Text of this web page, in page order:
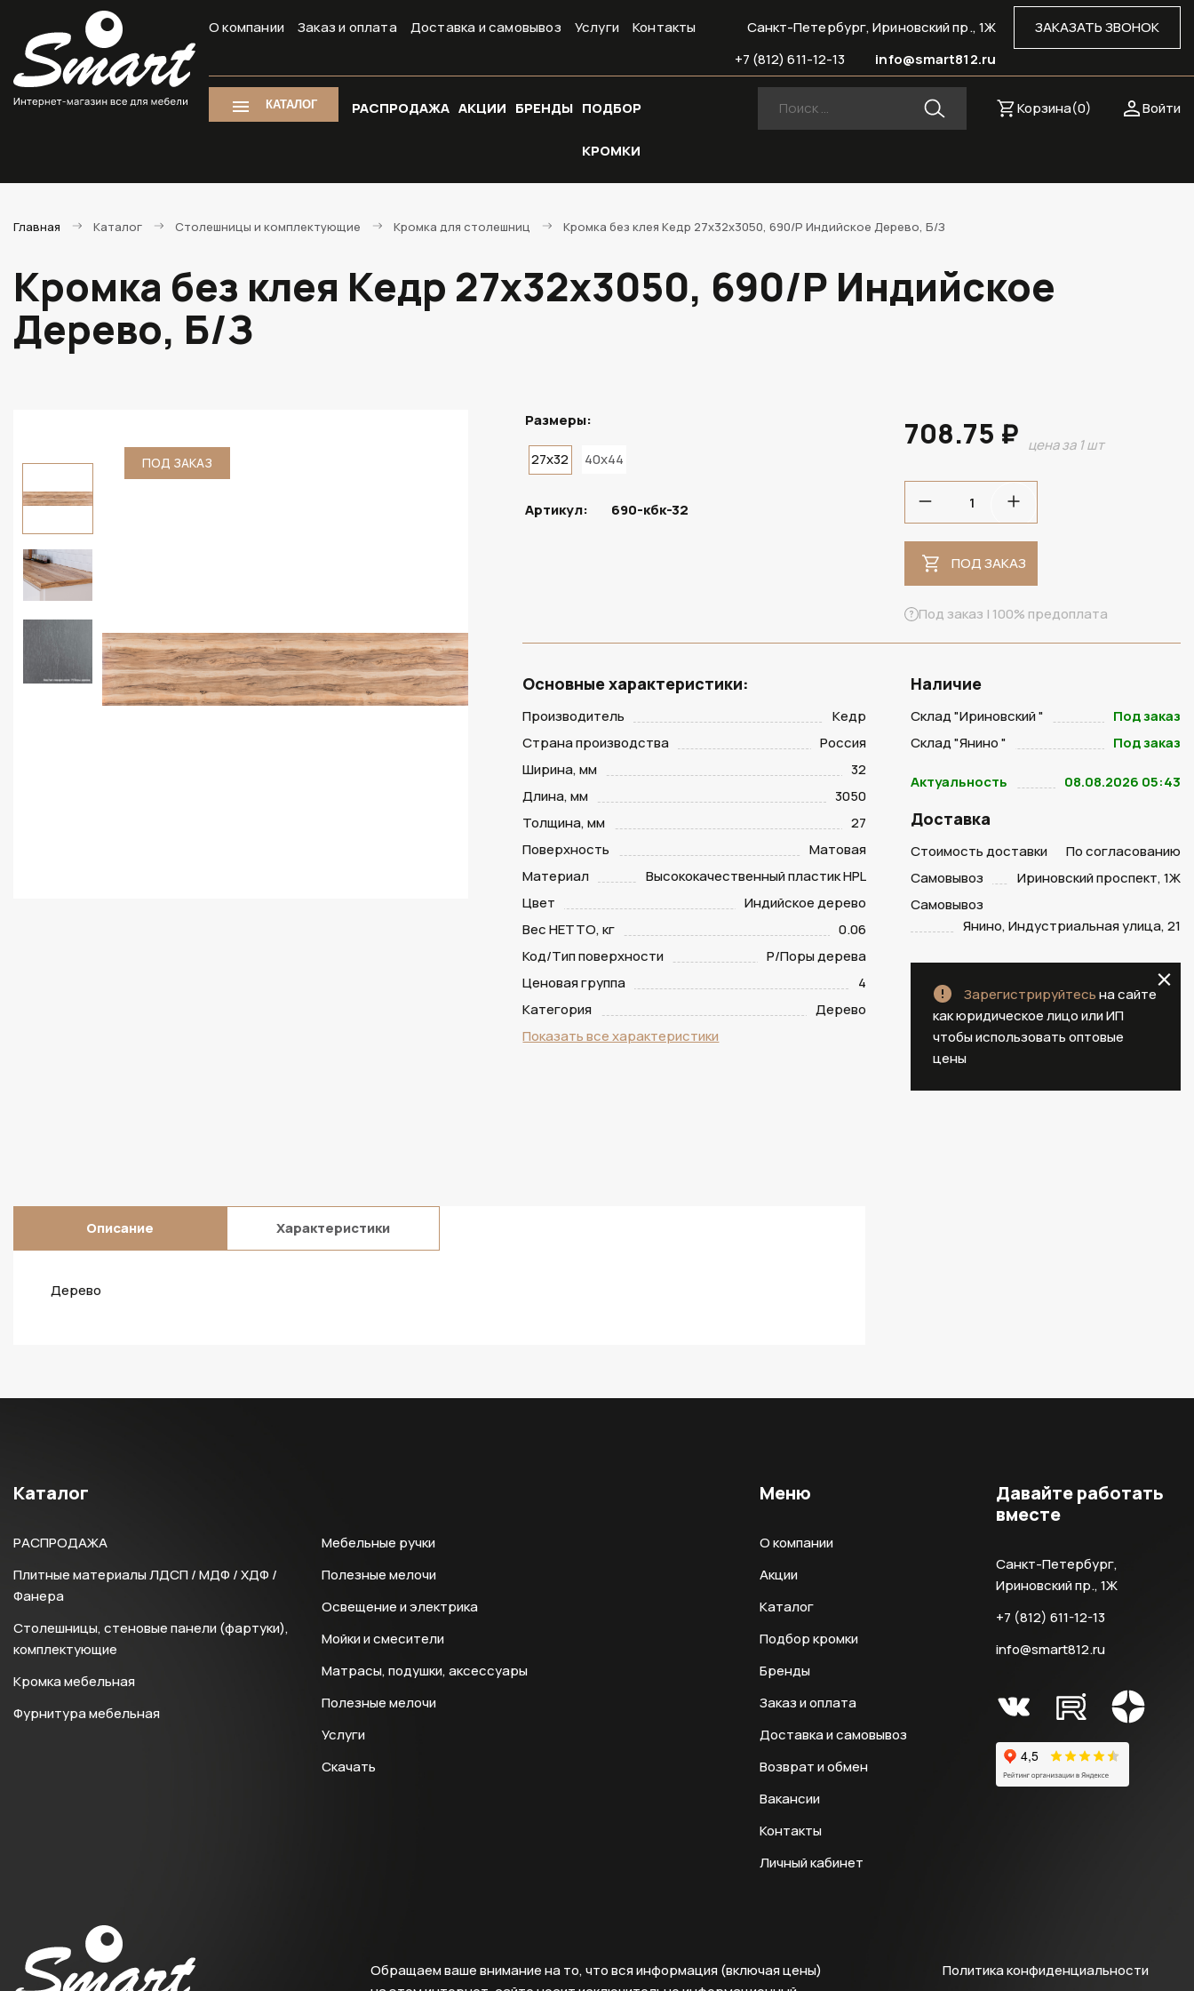
О компании Заказ и оплата Доставка и самовывоз Услуги Контакты ЗАКАЗАТЬ ЗВОНОК
Санкт-Петербург, Ириновский пр., 1Ж
info@smart812.ru
+7 (812) 611-12-13
КАТАЛОГ РАСПРОДАЖА АКЦИИ БРЕНДЫ ПОДБОР
КРОМКИ
Войти
Корзина(0)
Главная Каталог Столешницы и комплектующие Кромка для столешниц Кромка без клея Кедр 27х32х3050, 690/P Индийское Дерево, Б/З
Кромка без клея Кедр 27х32х3050, 690/P Индийское
Дерево, Б/З
ПОД ЗАКАЗ ПОД ЗАКАЗ
Размеры:
27x32 40x44
Артикул: 690-кбк-32
708.75 ₽ цена за 1 шт
ПОД ЗАКАЗ
Под заказ | 100% предоплата
Основные характеристики:
Производитель
Кедр
Страна производства
Россия
Ширина, мм
32
Длина, мм
3050
Толщина, мм
27
Поверхность
Матовая
Материал
Высококачественный пластик HPL
Цвет
Индийское дерево
Вес НЕТТО, кг
0.06
Код/Тип поверхности
P/Поры дерева
Ценовая группа
4
Категория
Дерево
Показать все характеристики
Наличие
Склад "Ириновский "
Под заказ
Склад "Янино "
Под заказ
Актуальность 08.08.2026 05:43
Доставка
Стоимость доставки
По согласованию
Самовывоз
Ириновский проспект, 1Ж
Самовывоз
Янино, Индустриальная улица, 21
Зарегистрируйтесьна сайте
как юридическое лицо или ИП
чтобы использовать оптовые
цены
Описание Характеристики
Дерево
Каталог
РАСПРОДАЖА
Плитные материалы ЛДСП / МДФ / ХДФ /
Фанера
Столешницы, стеновые панели (фартуки),
комплектующие
Кромка мебельная
Фурнитура мебельная
Мебельные ручки
Полезные мелочи
Освещение и электрика
Мойки и смесители
Матрасы, подушки, аксессуары
Полезные мелочи
Услуги
Скачать
Меню
О компании
Акции
Каталог
Подбор кромки
Бренды
Заказ и оплата
Доставка и самовывоз
Возврат и обмен
Вакансии
Контакты
Личный кабинет
Давайте работать
вместе
Санкт-Петербург,
Ириновский пр., 1Ж
+7 (812) 611-12-13
info@smart812.ru
Политика конфиденциальности
Обращаем ваше внимание на то, что вся информация (включая цены)